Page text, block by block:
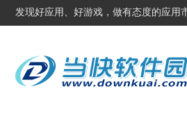
发现好应用、好游戏，做有态度的应用